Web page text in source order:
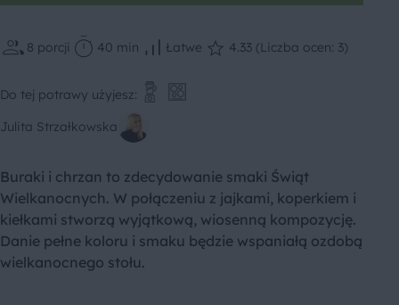
8 porcji 40 min Łatwe 4.33 (Liczba ocen: 3)
Do tej potrawy użyjesz:
Julita Strzałkowska
Buraki i chrzan to zdecydowanie smaki Świąt
Wielkanocnych. W połączeniu z jajkami, koperkiem i
kiełkami stworzą wyjątkową, wiosenną kompozycję.
Danie pełne koloru i smaku będzie wspaniałą ozdobą
wielkanocnego stołu.